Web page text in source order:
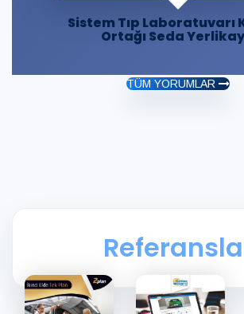
Sistem Tıp Laboratuvarı
Ortağı Seda
TÜM YORUMLAR